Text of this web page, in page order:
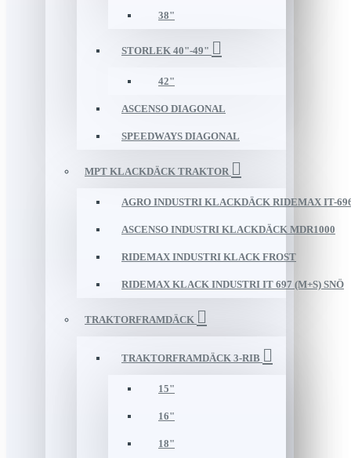
38"
STORLEK 40"-49"
42"
ASCENSO DIAGONAL
SPEEDWAYS DIAGONAL
MPT KLACKDÄCK TRAKTOR
AGRO INDUSTRI KLACKDÄCK RIDEMAX IT-
ASCENSO INDUSTRI KLACKDÄCK MDR1000
RIDEMAX INDUSTRI KLACK FROST
RIDEMAX KLACK INDUSTRI IT 697 (M+S) SNÖ
TRAKTORFRAMDÄCK
TRAKTORFRAMDÄCK 3-RIB
15"
16"
18"